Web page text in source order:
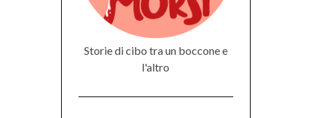
Storie di cibo tra un boccone e
l'altro